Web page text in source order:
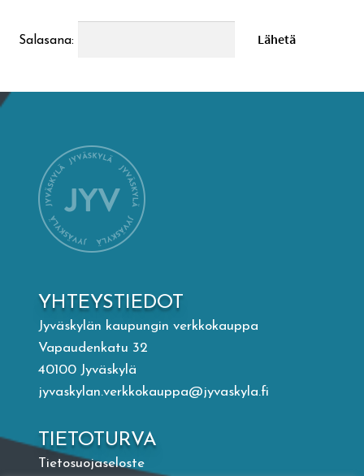
Taideapteekki
Kirjasto
Valon Kaupunki
Lasten Lysti & LystiKylä-festivaali
English
Salasana:
YHTEYSTIEDOT
Jyväskylän kaupungin verkkokauppa
Vapaudenkatu 32
40100 Jyväskylä
jyvaskylan.verkkokauppa@jyvaskyla.fi
TIETOTURVA
Tietosuojaseloste